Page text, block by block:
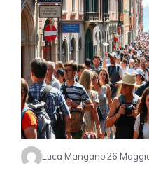
Luca Mangano26